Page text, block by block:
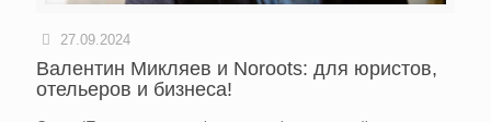
27.09.2024
Валентин Микляев и Noroots: для юристов,
отельеров и бизнеса!